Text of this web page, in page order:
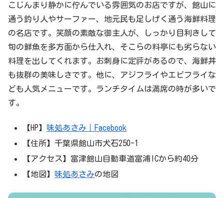
こじんまり静かに佇んでいる雰囲気のお店ですが、館山に
通う釣り人やサーファー、地元民も足しげく通う海鮮料理
の名店です。笑顔の素敵な御主人が、しっかり目利きして
旬の鮮魚を多方面から仕入れ、そこらの料亭にも劣らない
料理を出してくれます。お刺身に定評があるので、海鮮丼
も抜群の美味しさです。他に、アジフライやエビフライな
ども人気メニューです。ランチタイムは満席の時が多いで
す。
【HP】 味処あさみ｜Facebook
【住所】千葉県館山市犬石250-1
【アクセス】富津館山自動車道富浦ICから約40分
【地図】 味処あさみの地図